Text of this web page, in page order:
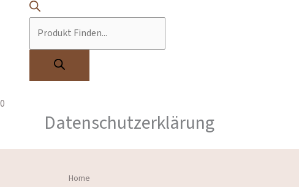
0
Datenschutzerklärung
Home